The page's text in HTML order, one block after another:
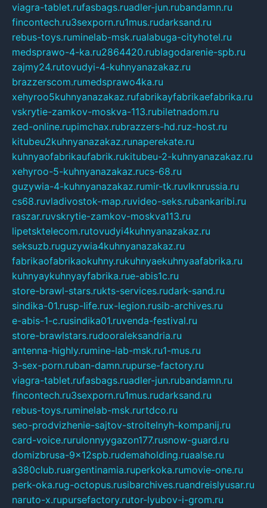
viagra-tablet.rufasbags.ruadler-jun.rubandamn.ru
fincontech.ru3sexporn.ru1mus.rudarksand.ru
rebus-toys.ruminelab-msk.rualabuga-cityhotel.ru
medsprawo-4-ka.ru2864420.rublagodarenie-spb.ru
zajmy24.rutovudyi-4-kuhnyanazakaz.ru
brazzerscom.rumedsprawo4ka.ru
xehyroo5kuhnyanazakaz.rufabrikayfabrikaefabrika.ru
vskrytie-zamkov-moskva-113.rubiletnadom.ru
zed-online.rupimchax.rubrazzers-hd.ruz-host.ru
kitubeu2kuhnyanazakaz.runaperekate.ru
kuhnyaofabrikaufabrik.rukitubeu-2-kuhnyanazakaz.ru
xehyroo-5-kuhnyanazakaz.rucs-68.ru
guzywia-4-kuhnyanazakaz.rumir-tk.ruvlknrussia.ru
cs68.ruvladivostok-map.ruvideo-seks.rubankaribi.ru
raszar.ruvskrytie-zamkov-moskva113.ru
lipetsktelecom.rutovudyi4kuhnyanazakaz.ru
seksuzb.ruguzywia4kuhnyanazakaz.ru
fabrikaofabrikaokuhny.rukuhnyaekuhnyaafabrika.ru
kuhnyaykuhnyayfabrika.rue-abis1c.ru
store-brawl-stars.rukts-services.rudark-sand.ru
sindika-01.rusp-life.rux-legion.rusib-archives.ru
e-abis-1-c.rusindika01.ruvenda-festival.ru
store-brawlstars.rudooraleksandria.ru
antenna-highly.rumine-lab-msk.ru1-mus.ru
3-sex-porn.ruban-damn.rupurse-factory.ru
viagra-tablet.rufasbags.ruadler-jun.rubandamn.ru
fincontech.ru3sexporn.ru1mus.rudarksand.ru
rebus-toys.ruminelab-msk.rurtdco.ru
seo-prodvizhenie-sajtov-stroitelnyh-kompanij.ru
card-voice.rurulonnyygazon177.rusnow-guard.ru
domizbrusa-9x12spb.rudemaholding.ruaalse.ru
a380club.ruargentinamia.ruperkoka.rumovie-one.ru
perk-oka.rug-octopus.rusibarchives.ruandreislyusar.ru
naruto-x.rupursefactory.rutor-lyubov-i-grom.ru